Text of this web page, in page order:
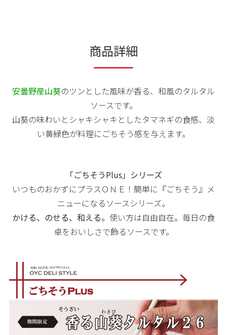
商品詳細
安曇野産山葵のツンとした風味が香る、和風のタルタル
ソースです。
山葵の味わいとシャキシャキとしたタマネギの食感、淡
い黄緑色が料理にごちそう感を与えます。
「ごちそうPlus」シリーズ
いつものおかずにプラスＯＮＥ！簡単に『ごちそう』メ
ニューになるソースシリーズ。
かける、のせる、和える。 使い方は自由自在。毎日の食
卓をおいしさで飾るソースです。